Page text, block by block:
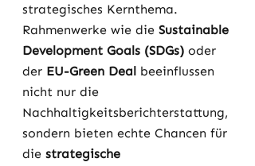
strategisches Kernthema.
Rahmenwerke wie die Sustainable
Development Goals (SDGs) oder
der EU-Green Deal beeinflussen
nicht nur die
Nachhaltigkeitsberichterstattung,
sondern bieten echte Chancen für
die strategische